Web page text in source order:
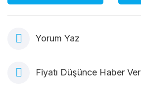
Yorum Yaz
Fiyatı Düşünce Haber Ver